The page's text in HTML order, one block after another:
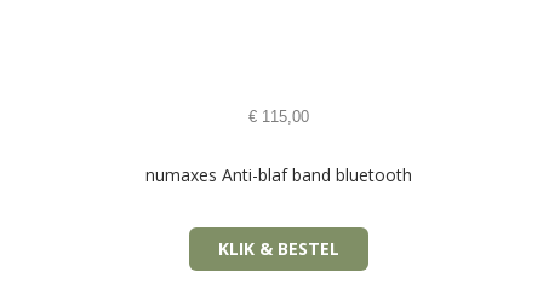
€ 115,00
numaxes Anti-blaf band bluetooth
KLIK & BESTEL